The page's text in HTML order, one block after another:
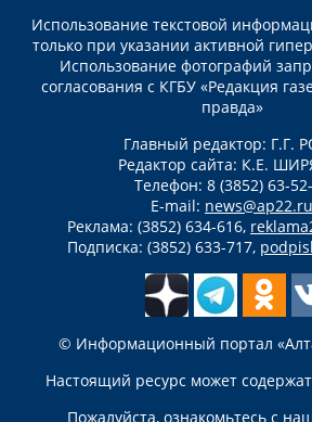
Использование текстовой
только при указании активной
Использование фотографий
согласования с КГБУ «Редакция
правда»
Главный редактор: Г.Г.
Редактор сайта: К.Е.
Телефон: 8 (3852) 63-
E-mail: news@ap22.ru
Реклама: (3852) 634-616,
Подписка: (3852) 633-717,
© Информационный портал
Настоящий ресурс может
Пожалуйста, ознакомьтесь с